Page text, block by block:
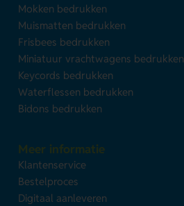
Mokken bedrukken
Muismatten bedrukken
Frisbees bedrukken
Miniatuur vrachtwagens bedrukken
Keycords bedrukken
Waterflessen bedrukken
Bidons bedrukken
Meer informatie
Klantenservice
Bestelproces
Digitaal aanleveren